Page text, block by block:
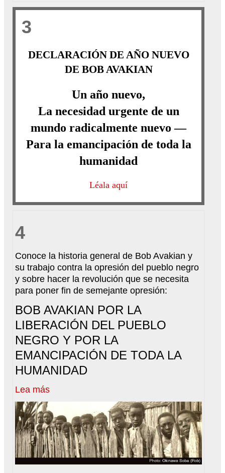
3
DECLARACIÓN DE AÑO NUEVO
DE BOB AVAKIAN
Un año nuevo,
La necesidad urgente de un
mundo radicalmente nuevo —
Para la emancipación de toda la
humanidad
Léala aquí
4
Conoce la historia general de Bob Avakian y
su trabajo contra la opresión del pueblo negro
y sobre hacer la revolución que se necesita
para poner fin de semejante opresión:
BOB AVAKIAN POR LA
LIBERACIÓN DEL PUEBLO
NEGRO Y POR LA
EMANCIPACIÓN DE TODA LA
HUMANIDAD
Lea más